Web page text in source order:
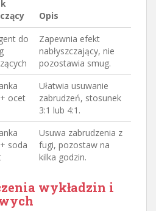
Opis
do
Zapewnia efekt
nabłyszczający, nie
pozostawia smug.
ocet
Ułatwia usuwanie
zabrudzeń, stosunek
3:1 lub 4:1.
soda
Usuwa zabrudzenia z
fugi, pozostaw na
kilka godzin.
wykładzin i